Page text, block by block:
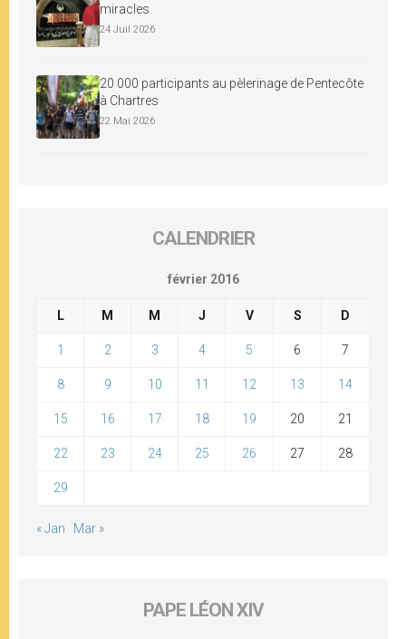
miracles
24 Juil 2026
20 000 participants au pèlerinage de Pentecôte
à Chartres
22 Mai 2026
CALENDRIER
février 2016
L M M J V S D
1 2 3 4 5 6 7
8 9 10 11 12 13 14
15 16 17 18 19 20 21
22 23 24 25 26 27 28
29
« Jan Mar »
PAPE LÉON XIV